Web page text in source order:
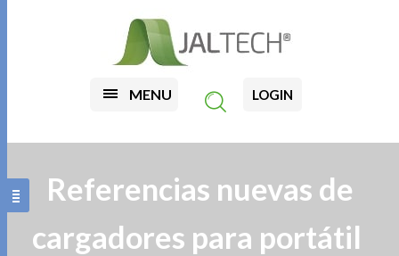
MENU LOGIN
Referencias nuevas de
cargadores para portátil